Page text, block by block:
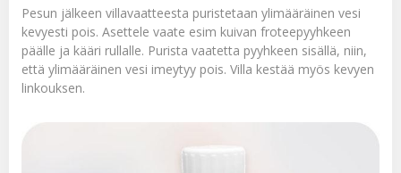
Pesun jälkeen villavaatteesta puristetaan ylimääräinen vesi
kevyesti pois. Asettele vaate esim kuivan froteepyyhkeen
päälle ja kääri rullalle. Purista vaatetta pyyhkeen sisällä, niin,
että ylimääräinen vesi imeytyy pois. Villa kestää myös kevyen
linkouksen.